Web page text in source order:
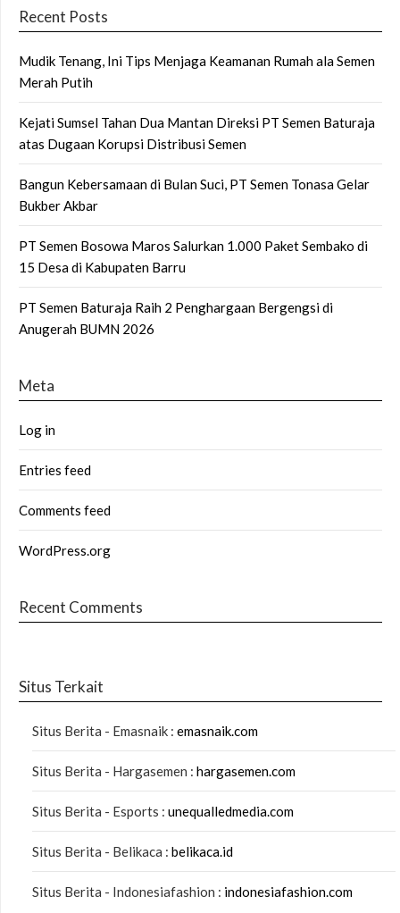
Recent Posts
Mudik Tenang, Ini Tips Menjaga Keamanan Rumah ala Semen
Merah Putih
Kejati Sumsel Tahan Dua Mantan Direksi PT Semen Baturaja
atas Dugaan Korupsi Distribusi Semen
Bangun Kebersamaan di Bulan Suci, PT Semen Tonasa Gelar
Bukber Akbar
PT Semen Bosowa Maros Salurkan 1.000 Paket Sembako di
15 Desa di Kabupaten Barru
PT Semen Baturaja Raih 2 Penghargaan Bergengsi di
Anugerah BUMN 2026
Meta
Log in
Entries feed
Comments feed
WordPress.org
Recent Comments
Situs Terkait
Situs Berita - Emasnaik : emasnaik.com
Situs Berita - Hargasemen : hargasemen.com
Situs Berita - Esports : unequalledmedia.com
Situs Berita - Belikaca : belikaca.id
Situs Berita - Indonesiafashion : indonesiafashion.com